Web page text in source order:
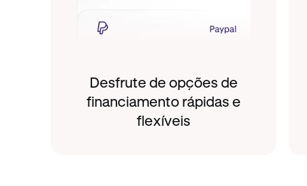
Desfrute de opções de
financiamento rápidas e
flexíveis